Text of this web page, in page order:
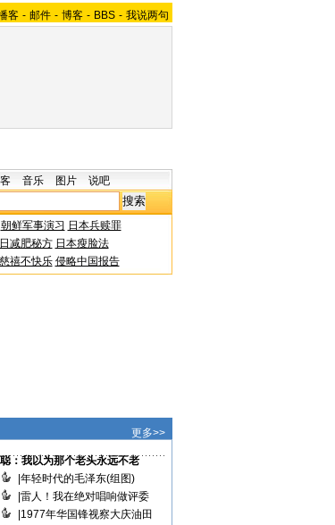
客 - 邮件 - 博客 - BBS - 我说两句
音乐 图片 说吧
朝鲜军事演习 日本兵赎罪
减肥秘方 日本瘦脸法
慈禧不快乐 侵略中国报告
更多>>
：我以为那个老头永远不老
年轻时代的毛泽东(组图)
雷人！我在绝对唱响做评委
1977年华国锋视察大庆油田